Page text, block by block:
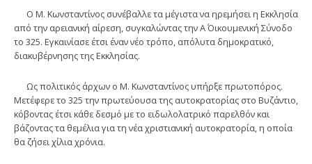
Ο Μ. Κωνσταντίνος συνέβαλλε τα μέγιστα να ηρεμήσει η Εκκλησία
από την αρειανική αίρεση, συγκαλώντας την Α΄ Οικουμενική Σύνοδο
το 325. Εγκαινίασε έτσι έναν νέο τρόπο, απόλυτα δημοκρατικό,
διακυβέρνησης της Εκκλησίας.
Ως πολιτικός άρχων ο Μ. Κωνσταντίνος υπήρξε πρωτοπόρος.
Μετέφερε το 325 την πρωτεύουσα της αυτοκρατορίας στο Βυζάντιο,
κόβοντας έτσι κάθε δεσμό με το ειδωλολατρικό παρελθόν και
βάζοντας τα θεμέλια για τη νέα χριστιανική αυτοκρατορία, η οποία
θα ζήσει χίλια χρόνια.